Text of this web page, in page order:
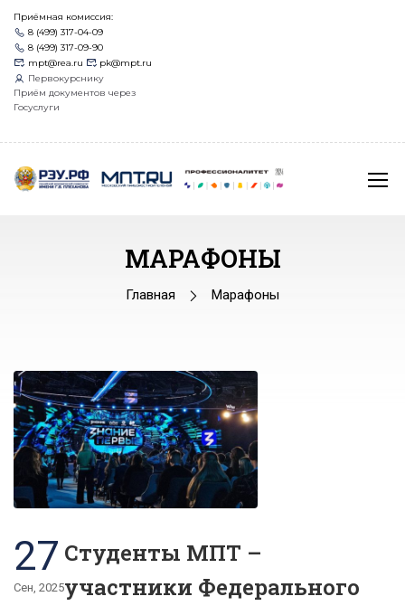
Приёмная комиссия:
8 (499) 317-04-09
8 (499) 317-09-90
mpt@rea.ru
pk@mpt.ru
Первокурснику
Приём документов через
Госуслуги
МАРАФОНЫ
Главная Марафоны
27
Сен, 2025
Студенты МПТ –
участники Федерального